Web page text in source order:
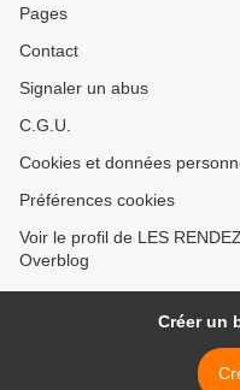
Pages
Contact
Signaler un abus
C.G.U.
Cookies et données
Préférences cookies
Voir le profil de LES
Overblog
Créer un